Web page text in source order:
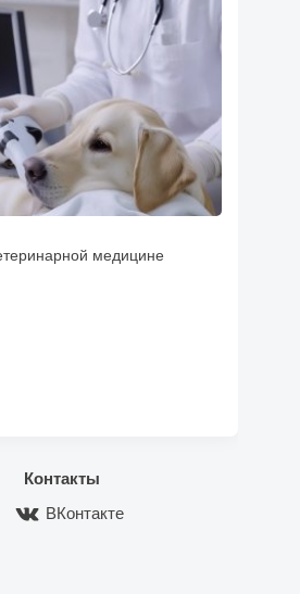
медицине
Контакты
ВКонтакте